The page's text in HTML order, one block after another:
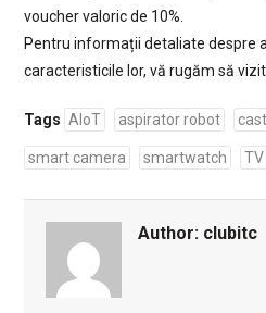
voucher valoric de 10%.
Pentru informații detaliate despre
caracteristicile lor, vă rugăm să
Tags AIoT aspirator robot
smart camera smartwatch TV
Author: clubitc